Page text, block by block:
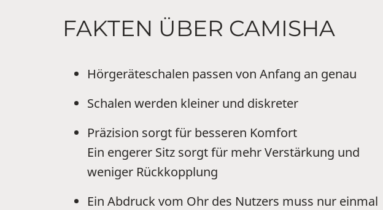
FAKTEN ÜBER CAMISHA
Hörgeräteschalen passen von Anfang an genau
Schalen werden kleiner und diskreter
Präzision sorgt für besseren Komfort
Ein engerer Sitz sorgt für mehr Verstärkung und
weniger Rückkopplung
Ein Abdruck vom Ohr des Nutzers muss nur einmal